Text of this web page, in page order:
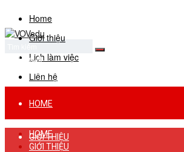
Home
Giới thiệu
Lịch làm việc
Liên hệ
No Result
View All Result
HOME
GIỚI THIỆU
HOME
GIỚI THIỆU